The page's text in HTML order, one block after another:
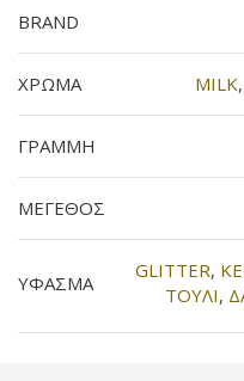
BRAND
ΧΡΩΜΑ MILK,
ΓΡΑΜΜΗ
ΜΕΓΕΘΟΣ
ΥΦΑΣΜΑ
GLITTER,
ΤΟΥΛΙ,